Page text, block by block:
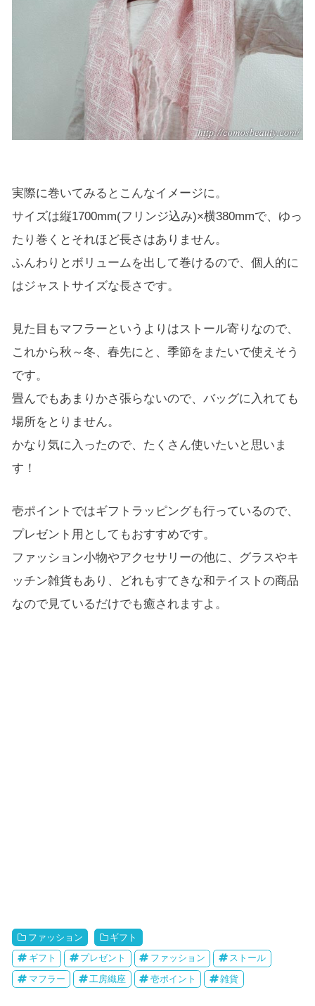
実際に巻いてみるとこんなイメージに。
サイズは縦1700mm(フリンジ込み)×横380mmで、ゆっ
たり巻くとそれほど長さはありません。
ふんわりとボリュームを出して巻けるので、個人的に
はジャストサイズな長さです。
見た目もマフラーというよりはストール寄りなので、
これから秋～冬、春先にと、季節をまたいで使えそう
です。
畳んでもあまりかさ張らないので、バッグに入れても
場所をとりません。
かなり気に入ったので、たくさん使いたいと思いま
す！
壱ポイントではギフトラッピングも行っているので、
プレゼント用としてもおすすめです。
ファッション小物やアクセサリーの他に、グラスやキ
ッチン雑貨もあり、どれもすてきな和テイストの商品
なので見ているだけでも癒されますよ。
ファッション
ギフト
ギフト
プレゼント ファッション
ストール
マフラー
工房織座 壱ポイント 雑貨